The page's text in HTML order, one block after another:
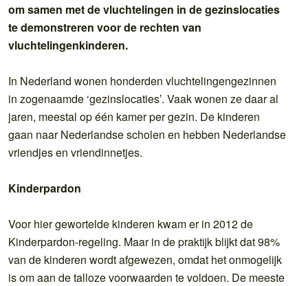
om samen met de vluchtelingen in de gezinslocaties
te demonstreren voor de rechten van
vluchtelingenkinderen.
In Nederland wonen honderden vluchtelingengezinnen
in zogenaamde ‘gezinslocaties’. Vaak wonen ze daar al
jaren, meestal op één kamer per gezin. De kinderen
gaan naar Nederlandse scholen en hebben Nederlandse
vriendjes en vriendinnetjes.
Kinderpardon
Voor hier gewortelde kinderen kwam er in 2012 de
Kinderpardon-regeling. Maar in de praktijk blijkt dat 98%
van de kinderen wordt afgewezen, omdat het onmogelijk
is om aan de talloze voorwaarden te voldoen. De meeste